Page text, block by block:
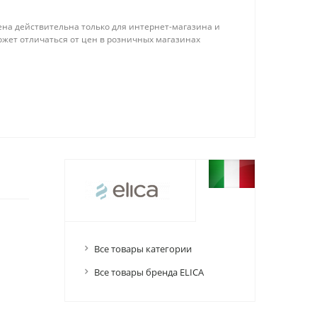
действительна только для интернет-магазина и
отличаться от цен в розничных магазинах
Все товары категории
Все товары бренда ELICA